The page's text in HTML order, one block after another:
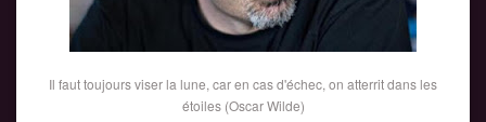
Il faut toujours viser la lune, car en cas d'échec, on atterrit dans les
étoiles (Oscar Wilde)